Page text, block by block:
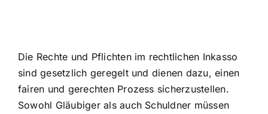
Die Rechte und Pflichten im rechtlichen Inkasso
sind gesetzlich geregelt und dienen dazu, einen
fairen und gerechten Prozess sicherzustellen.
Sowohl Gläubiger als auch Schuldner müssen